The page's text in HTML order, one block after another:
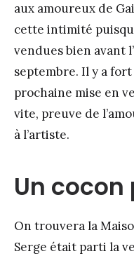
aux amoureux de
cette intimité
vendues bien avant
septembre. Il y a
prochaine mise en
vite, preuve de
à l’artiste.
Un
On trouvera la
Serge était parti la